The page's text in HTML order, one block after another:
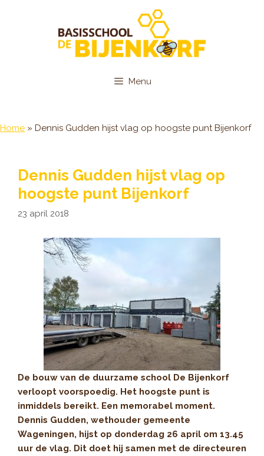
Menu
Home » Dennis Gudden hijst vlag op hoogste punt Bijenkorf
Dennis Gudden hijst vlag op
hoogste punt Bijenkorf
23 april 2018
De bouw van de duurzame school De Bijenkorf
verloopt voorspoedig. Het hoogste punt is
inmiddels bereikt. Een memorabel moment.
Dennis Gudden, wethouder gemeente
Wageningen, hijst op donderdag 26 april om 13.45
uur de vlag. Dit doet hij samen met de directeuren